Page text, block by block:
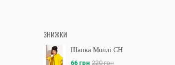
ЗНИЖКИ
Шапка Моллі CH
66 грн 220 грн